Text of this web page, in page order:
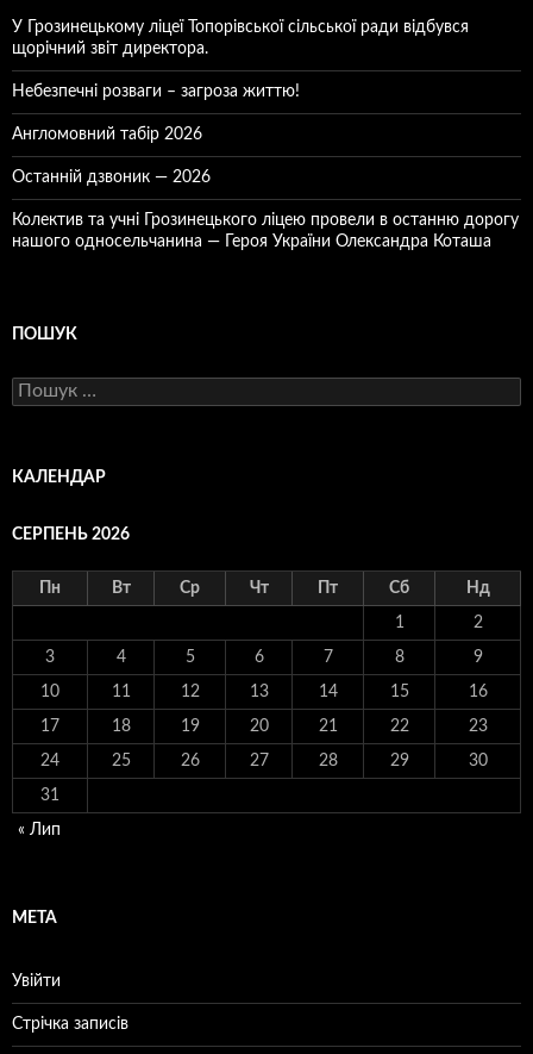
У Грозинецькому ліцеї Топорівської сільської ради відбувся
щорічний звіт директора.
Небезпечні розваги – загроза життю!
Англомовний табір 2026
Останній дзвоник — 2026
Колектив та учні Грозинецького ліцею провели в останню дорогу
нашого односельчанина — Героя України Олександра Коташа
ПОШУК
Пошук:
КАЛЕНДАР
СЕРПЕНЬ 2026
Пн Вт Ср Чт Пт Сб Нд
1 2
3 4 5 6 7 8 9
10 11 12 13 14 15 16
17 18 19 20 21 22 23
24 25 26 27 28 29 30
31
« Лип
МЕТА
Увійти
Стрічка записів